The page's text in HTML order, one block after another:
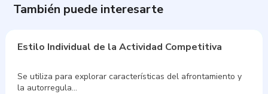
También puede interesarte
Estilo Individual de la Actividad Competitiva
Se utiliza para explorar características del afrontamiento y
la autorregula…